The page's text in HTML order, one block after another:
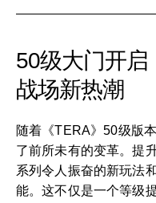
50级大门开启
战场新热潮
随着《TERA》50级版
了前所未有的变革。提
系列令人振奋的新玩法
能。这不仅是一个等级